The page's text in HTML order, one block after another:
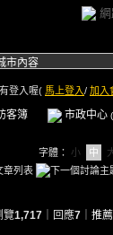
登入喔( 馬上登入/ 加入
客簿 市政中心
字體： 小 中
覽1,717 ｜回應7 推薦